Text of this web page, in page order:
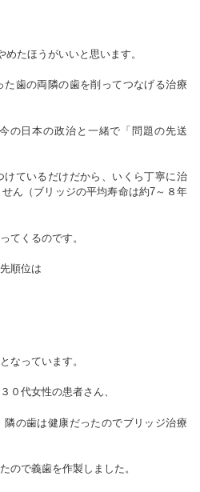
たほうがいいと思います。
歯の両隣の歯を削ってつなげる治療
の日本の政治と一緒で「問題の先送
ているだけだから、いくら丁寧に治
ん（ブリッジの平均寿命は約7～８年
てくるのです。
順位は
なっています。
０代女性の患者さん、
の歯は健康だったのでブリッジ治療
ので義歯を作製しました。